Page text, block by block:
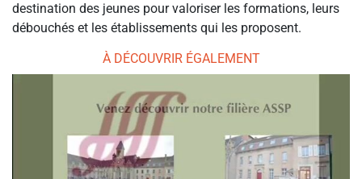
destination des jeunes pour valoriser les formations, leurs
débouchés et les établissements qui les proposent.
À DÉCOUVRIR ÉGALEMENT